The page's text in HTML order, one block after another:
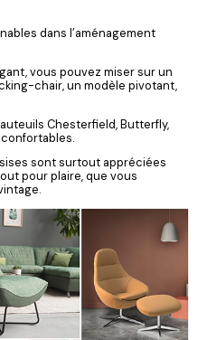
dans l’aménagement
vous pouvez miser sur un
chair, un modèle pivotant,
Chesterfield, Butterfly,
sont surtout appréciées
pour plaire, que vous